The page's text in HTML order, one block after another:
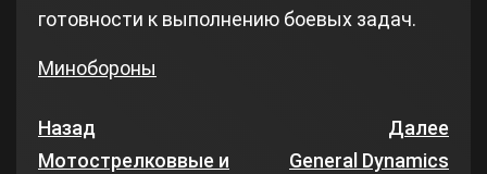
готовности к выполнению боевых задач.
Минобороны
Назад
Мотострелковвые и
Далее
General Dynamics